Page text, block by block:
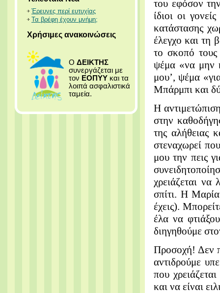
Έρευνες περί ευτυχίας
Τα βρέφη έχουν μνήμη;
Χρήσιμες ανακοινώσεις
Ο ΔΕΙΚΤΗΣ
συνεργάζεται με
τον ΕΟΠΥΥ και τα
λοιπά ασφαλιστικά
ταμεία.
του εφόσον
ίδιοι οι
κατάστασης
έλεγχο και τη
το σκοπό
ψέμα «να μην
μου’, ψέμα
Μπάρμπι και
Η
στην
της αλήθειας
στεναχωρεί
μου την πεις
χρειάζεται να
σπίτι. Η
έχεις).
έλα να
διηγηθούμε
Προσοχή! Δεν
αντιδρούμε
που
και να είναι